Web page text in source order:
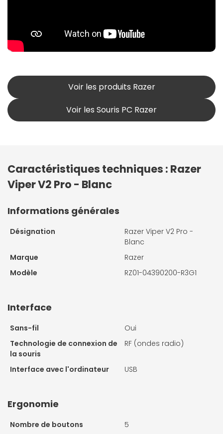
Voir les produits Razer
Voir les Souris PC Razer
Caractéristiques techniques : Razer
Viper V2 Pro - Blanc
Informations générales
Désignation
Razer Viper V2 Pro -
Blanc
Marque
Razer
Modèle
RZ01-04390200-R3G1
Interface
Sans-fil
Oui
Technologie de connexion de
la souris
RF (ondes radio)
Interface avec l'ordinateur USB
Ergonomie
Nombre de boutons
5